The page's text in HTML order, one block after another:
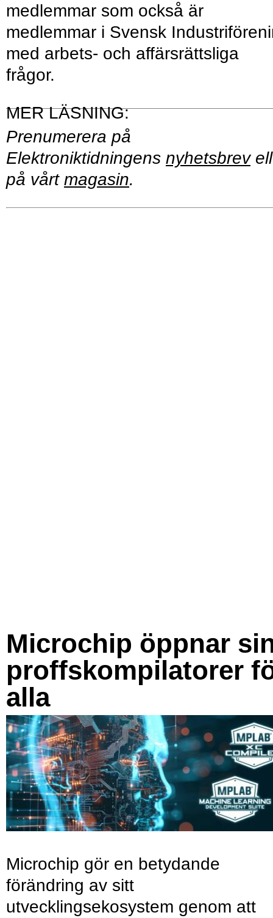
medlemmar som också är
medlemmar i Svensk
med arbets- och affärsrättsliga
frågor.
Prenumerera på
Elektroniktidningens nyhetsbrev
på vårt magasin.
Microchip öppnar
proffskompilatorer
alla
Microchip gör en betydande
förändring av sitt
utvecklingsekosystem genom att